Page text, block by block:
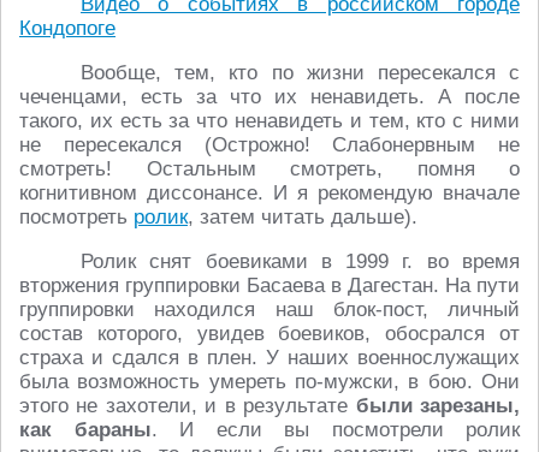
Кондопоге
Вообще, тем, кто по жизни пересекался с
чеченцами, есть за что их ненавидеть. А после
такого, их есть за что ненавидеть и тем, кто с ними
не пересекался (Острожно! Слабонервным не
смотреть! Остальным смотреть, помня о
когнитивном диссонансе. И я рекомендую вначале
посмотреть ролик, затем читать дальше).
Ролик снят боевиками в 1999 г. во время
вторжения группировки Басаева в Дагестан. На пути
группировки находился наш блок-пост, личный
состав которого, увидев боевиков, обосрался от
страха и сдался в плен. У наших военнослужащих
была возможность умереть по-мужски, в бою. Они
этого не захотели, и в результате были зарезаны,
как бараны. И если вы посмотрели ролик